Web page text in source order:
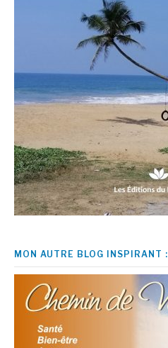
MON AUTRE BLOG INSPIRANT :